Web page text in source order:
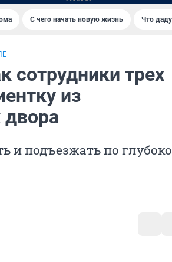
С чего начать новую жизнь Что
сотрудники трех
из
двора
и подъезжать по